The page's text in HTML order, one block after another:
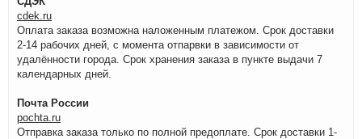
cdek.ru
Оплата заказа возможна наложенным платежом. Срок доставки
2-14 рабочих дней, с момента отпарвки в зависимости от
удалённости города. Срок хранения заказа в пункте выдачи 7
календарных дней.
Почта России
pochta.ru
Отправка заказа только по полной предоплате. Срок доставки 1-